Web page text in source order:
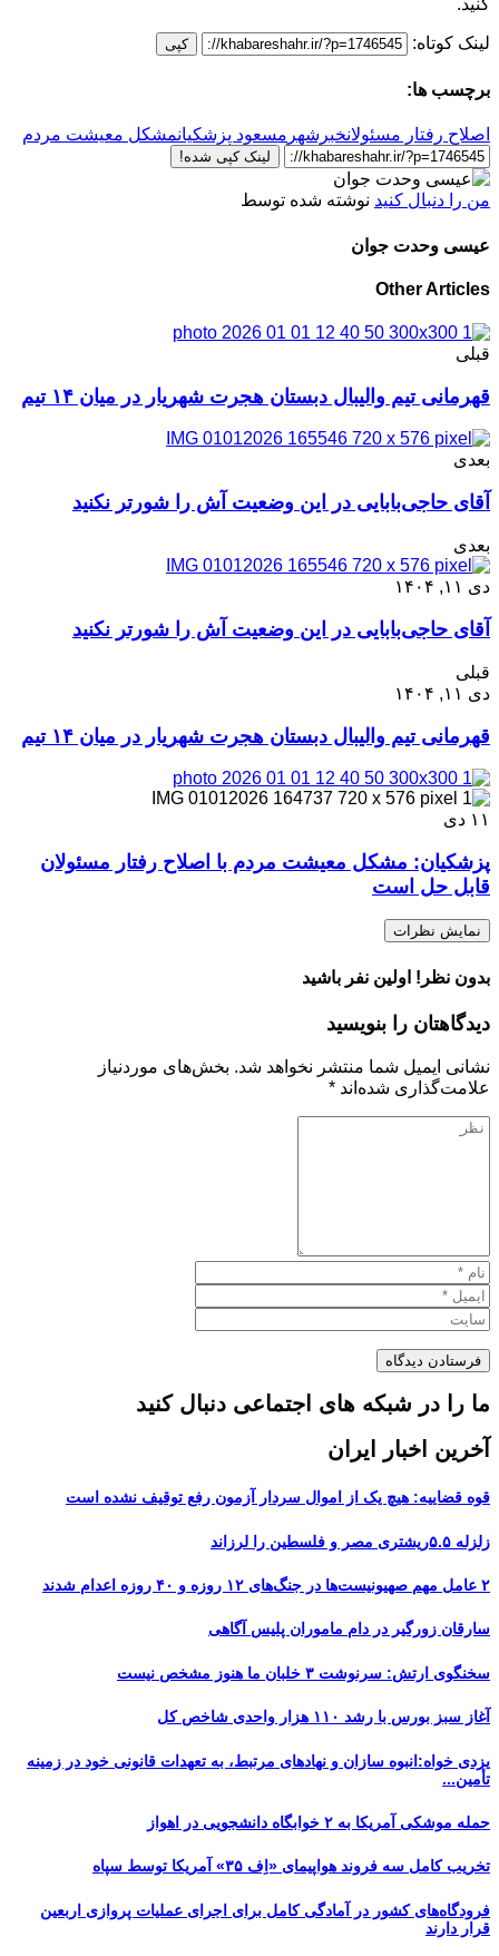
کنید.
لینک کوتاه: کپی
برچسب ها:
اصلاح رفتار مسئولانخبرشهر مسعود پزشکیانمشکل معیشت مردم
لینک کپی شده!
من را دنبال کنید نوشته شده توسط
عیسی وحدت جوان
Other Articles
قبلی
قهرمانی تیم والیبال دبستان هجرت شهریار در میان ۱۴ تیم
بعدی
آقای حاجی‌بابایی در این وضعیت آش را شورتر نکنید
بعدی
دی ۱۱, ۱۴۰۴
آقای حاجی‌بابایی در این وضعیت آش را شورتر نکنید
قبلی
دی ۱۱, ۱۴۰۴
قهرمانی تیم والیبال دبستان هجرت شهریار در میان ۱۴ تیم
۱۱ دی
پزشکیان: مشکل معیشت مردم با اصلاح رفتار مسئولان
قابل حل است
نمایش نظرات
بدون نظر! اولین نفر باشید
دیدگاهتان را بنویسید
نشانی ایمیل شما منتشر نخواهد شد. بخش‌های موردنیاز
علامت‌گذاری شده‌اند *
ما را در شبکه های اجتماعی دنبال کنید
آخرین اخبار ایران
قوه قضاییه: هیچ یک از اموال سردار آزمون رفع توقیف نشده است
زلزله ۵.۵ریشتری مصر و فلسطین را لرزاند
۲ عامل مهم صهیونیست‌ها در جنگ‌های ۱۲ روزه و ۴۰ روزه اعدام شدند
سارقان زورگیر در دام ماموران پلیس آگاهی
سخنگوی ارتش: سرنوشت ۳ خلبان ما هنوز مشخص نیست
آغاز سبز بورس با رشد ۱۱۰ هزار واحدی شاخص کل
یزدی خواه:انبوه سازان و نهادهای مرتبط، به تعهدات قانونی خود در زمینه
تأمین...
حمله موشکی آمریکا به ۲ خوابگاه دانشجویی در اهواز
تخریب کامل سه فروند هواپیمای «اِف ۳۵» آمریکا توسط سپاه
فرودگاه‌های کشور در آمادگی کامل برای اجرای عملیات پروازی اربعین
قرار دارند